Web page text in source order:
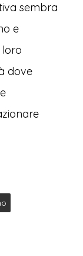
sembra
e
loro
dove